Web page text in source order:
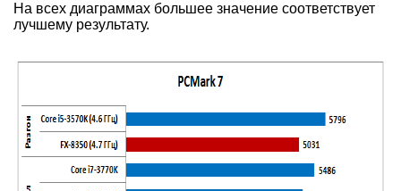
На всех диаграммах большее значение соответствует
лучшему результату.